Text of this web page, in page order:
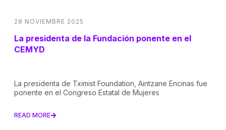
28 NOVIEMBRE 2025
La presidenta de la Fundación ponente en el
CEMYD
La presidenta de Tximist Foundation, Aintzane Encinas fue
ponente en el Congreso Estatal de Mujeres
READ MORE